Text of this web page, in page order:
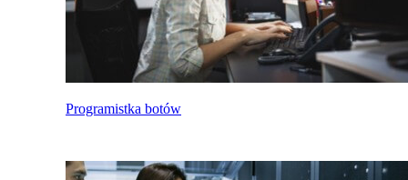
Programistka botów